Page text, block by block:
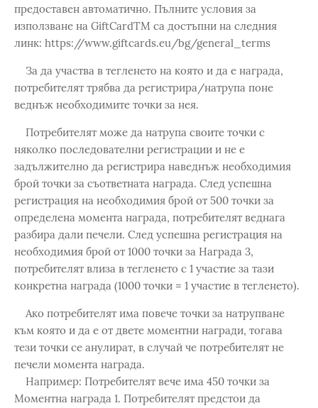
предоставен автоматично. Пълните условия за
използване на GiftCardTM са достъпни на следния
линк: https://www.giftcards.eu/bg/general_terms
За да участва в тегленето на която и да е награда,
потребителят трябва да регистрира/натрупа поне
веднъж необходимите точки за нея.
Потребителят може да натрупа своите точки с
няколко последователни регистрации и не е
задължително да регистрира наведнъж необходимия
брой точки за съответната награда. След успешна
регистрация на необходимия брой от 500 точки за
определена момента награда, потребителят веднага
разбира дали печели. След успешна регистрация на
необходимия брой от 1000 точки за Награда 3,
потребителят влиза в тегленето с 1 участие за тази
конкретна награда (1000 точки = 1 участие в тегленето).
Ако потребителят има повече точки за натрупване
към която и да е от двете моментни награди, тогава
тези точки се анулират, в случай че потребителят не
печели момента награда.
Например: Потребителят вече има 450 точки за
Моментна награда 1. Потребителят предстои да